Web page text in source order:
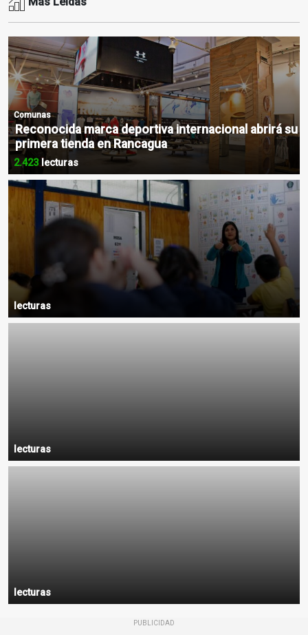
Comunas
Reconocida marca deportiva internacional abrirá su
primera tienda en Rancagua
2.423lecturas
lecturas
lecturas
lecturas
PUBLICIDAD